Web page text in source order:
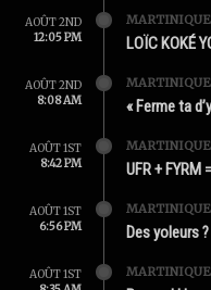
AOÛT 2ND
12:05 PM
MARTINIQUE
LOÏC KOKÉ
AOÛT 2ND
8:08 AM
MARTINIQUE
« Ferme ta
AOÛT 1ST
8:42 PM
MARTINIQUE
UFR + FYRM
AOÛT 1ST
6:56 PM
MARTINIQUE
Des yoleurs
AOÛT 1ST
MARTINIQUE